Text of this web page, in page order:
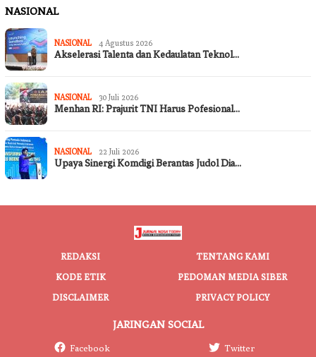
NASIONAL
NASIONAL 4 Agustus 2026
Akselerasi Talenta dan Kedaulatan Teknol…
NASIONAL 30 Juli 2026
Menhan RI: Prajurit TNI Harus Pofesional…
NASIONAL 22 Juli 2026
Upaya Sinergi Komdigi Berantas Judol Dia…
REDAKSI
TENTANG KAMI
KODE ETIK
PEDOMAN MEDIA SIBER
DISCLAIMER
PRIVACY POLICY
JARINGAN SOCIAL
Facebook Twitter